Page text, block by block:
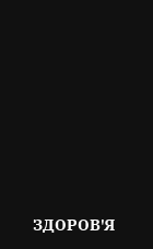
ОПУБЛІКОВАНО
ЗДОРОВ'Я